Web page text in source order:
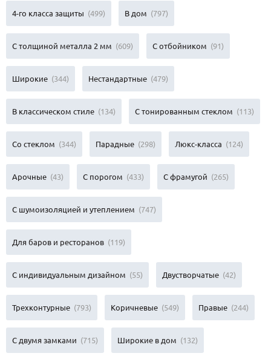
4-го класса защиты (499) В дом (797)
С толщиной металла 2 мм (609) С отбойником (91)
Широкие (344) Нестандартные (479)
В классическом стиле (134) С тонированным стеклом (113)
Со стеклом (344) Парадные (298) Люкс-класса (124)
Арочные (43) С порогом (433) С фрамугой (265)
С шумоизоляцией и утеплением (747)
Для баров и ресторанов (119)
С индивидуальным дизайном (55) Двустворчатые (42)
Трехконтурные (793) Коричневые (549) Правые (244)
С двумя замками (715) Широкие в дом (132)